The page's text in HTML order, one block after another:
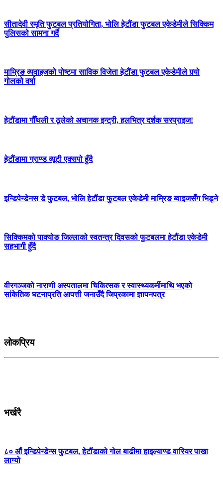
सीतादेवी स्मृति फुटबल प्रतियोगिता, भोलि हेटौंडा फुटबल एकेडेमीले सिक्किम
पुलिसको सामना गर्दै
माम्रिङ व्यवाइजको पोष्टमा साविक विजेता हेटौंडा फुटबल एकेडेमीले गर्‍यो
गोलको वर्षा
हेटौंडामा गौँथली र ठूलेको अचानक इन्ट्री, हलभित्र दर्शक सरप्राइज!
हेटौंडामा ग्राण्ड व्यूटी एक्सपो हुँदै
इन्डिपेन्डेनस डे फुटबल, भोलि हेटौंडा फुटबल एकेडेमी माम्रिङ ब्वाइजसँग भिड्ने
सिक्किमको पाक्योङ जिल्लाको स्वतन्त्र दिवसको फुटबलमा हेटौंडा एकेडेमी
सहभागी हुँदै
वीरगञ्जको नाराणी अस्पतालमा चिकित्सक र स्वास्थ्यकर्मीमाथि भएको
सांकेतिक घटनाप्रति आपत्ती जनाउँदै जिप्रकामा ज्ञापनपत्र
लोकप्रिय
भर्खरै
८० औं इन्डिपेन्डेन्स फुटबल, हेटौंडाको गोल बाढीमा हाइल्याण्ड वारियर पाखा
लाग्यो